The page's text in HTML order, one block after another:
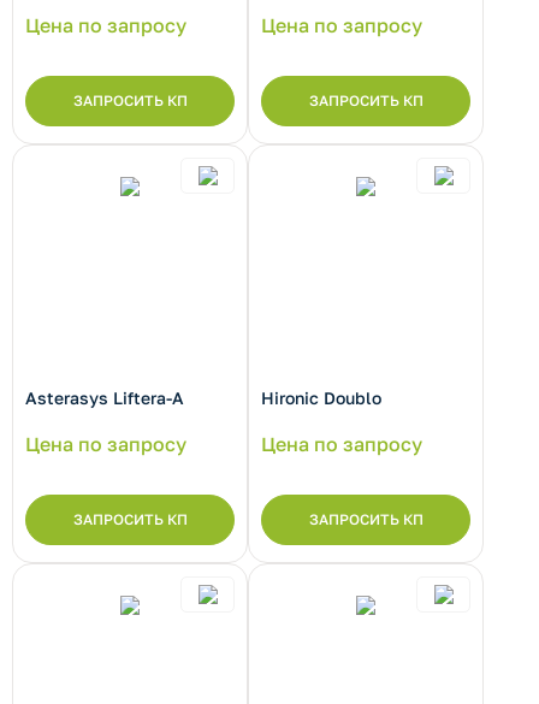
Цена по запросу
ЗАПРОСИТЬ КП
Цена по запросу
ЗАПРОСИТЬ КП
Asterasys Liftera-A
Цена по запросу
ЗАПРОСИТЬ КП
Hironic Doublo
Цена по запросу
ЗАПРОСИТЬ КП